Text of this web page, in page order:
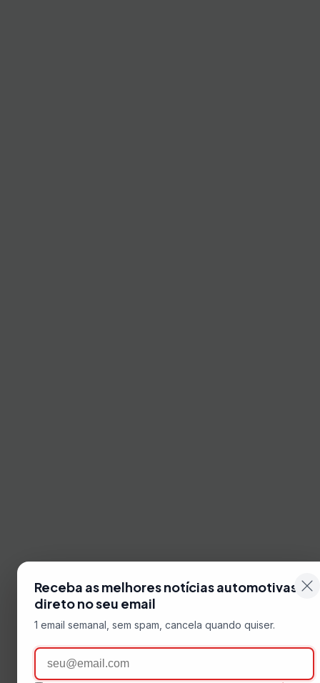
Receba as melhores notícias automotivas
direto no seu email
1 email semanal, sem spam, cancela quando quiser.
Email